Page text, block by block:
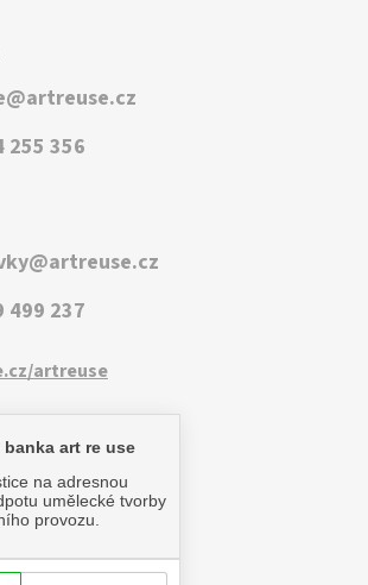
255 356
499 237
artreuse